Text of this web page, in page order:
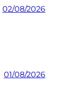
02/08/2026
01/08/2026